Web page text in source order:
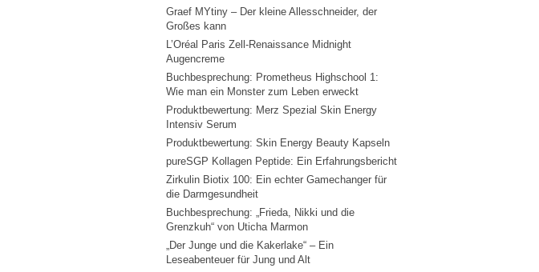
Graef MYtiny – Der kleine Allesschneider, der
Großes kann
L’Oréal Paris Zell-Renaissance Midnight
Augencreme
Buchbesprechung: Prometheus Highschool 1:
Wie man ein Monster zum Leben erweckt
Produktbewertung: Merz Spezial Skin Energy
Intensiv Serum
Produktbewertung: Skin Energy Beauty Kapseln
pureSGP Kollagen Peptide: Ein Erfahrungsbericht
Zirkulin Biotix 100: Ein echter Gamechanger für
die Darmgesundheit
Buchbesprechung: „Frieda, Nikki und die
Grenzkuh“ von Uticha Marmon
„Der Junge und die Kakerlake“ – Ein
Leseabenteuer für Jung und Alt